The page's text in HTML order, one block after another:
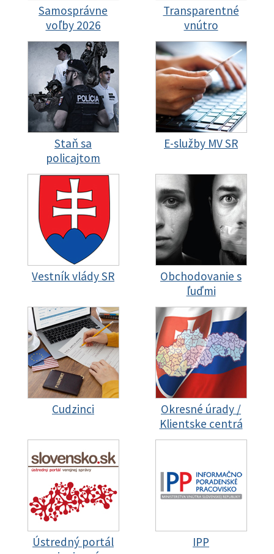
Samosprávne
voľby 2026
Transparentné
vnútro
Staň sa
policajtom
E-služby MV SR
Vestník vlády SR
Obchodovanie s
ľuďmi
Cudzinci
Okresné úrady /
Klientske centrá
Ústredný portál
IPP